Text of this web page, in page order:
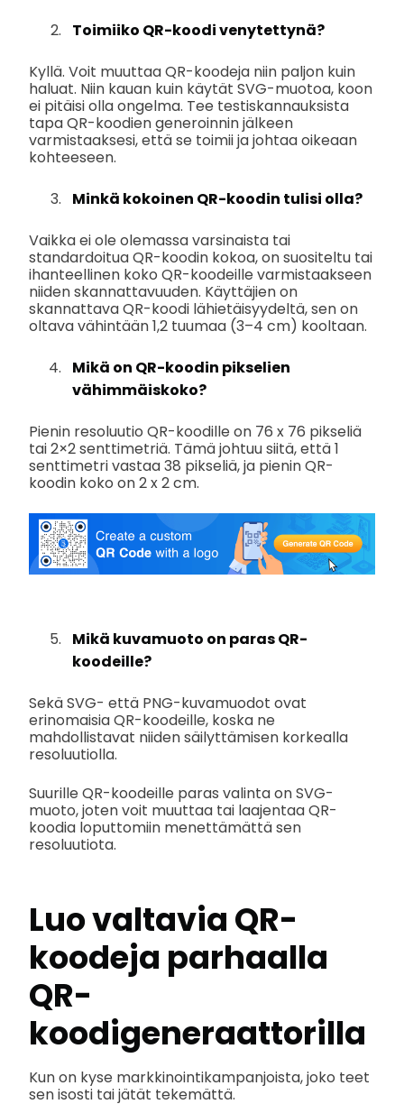
Toimiiko QR-koodi venytettynä?
Kyllä. Voit muuttaa QR-koodeja niin paljon kuin
haluat. Niin kauan kuin käytät SVG-muotoa, koon
ei pitäisi olla ongelma. Tee testiskannauksista
tapa QR-koodien generoinnin jälkeen
varmistaaksesi, että se toimii ja johtaa oikeaan
kohteeseen.
Minkä kokoinen QR-koodin tulisi olla?
Vaikka ei ole olemassa varsinaista tai
standardoitua QR-koodin kokoa, on suositeltu tai
ihanteellinen koko QR-koodeille varmistaakseen
niiden skannattavuuden. Käyttäjien on
skannattava QR-koodi lähietäisyydeltä, sen on
oltava vähintään 1,2 tuumaa (3–4 cm) kooltaan.
Mikä on QR-koodin pikselien
vähimmäiskoko?
Pienin resoluutio QR-koodille on 76 x 76 pikseliä
tai 2×2 senttimetriä. Tämä johtuu siitä, että 1
senttimetri vastaa 38 pikseliä, ja pienin QR-
koodin koko on 2 x 2 cm.
Mikä kuvamuoto on paras QR-
koodeille?
Sekä SVG- että PNG-kuvamuodot ovat
erinomaisia QR-koodeille, koska ne
mahdollistavat niiden säilyttämisen korkealla
resoluutiolla.
Suurille QR-koodeille paras valinta on SVG-
muoto, joten voit muuttaa tai laajentaa QR-
koodia loputtomiin menettämättä sen
resoluutiota.
Luo valtavia QR-
koodeja parhaalla
QR-
koodigeneraattorilla
Kun on kyse markkinointikampanjoista, joko teet
sen isosti tai jätät tekemättä.